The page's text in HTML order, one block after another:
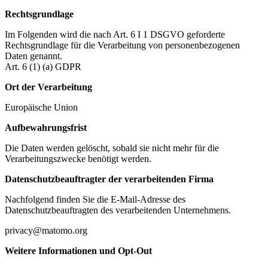
Rechtsgrundlage
Im Folgenden wird die nach Art. 6 I 1 DSGVO geforderte
Rechtsgrundlage für die Verarbeitung von personenbezogenen
Daten genannt.
Art. 6 (1) (a) GDPR
Ort der Verarbeitung
Europäische Union
Aufbewahrungsfrist
Die Daten werden gelöscht, sobald sie nicht mehr für die
Verarbeitungszwecke benötigt werden.
Datenschutzbeauftragter der verarbeitenden Firma
Nachfolgend finden Sie die E-Mail-Adresse des
Datenschutzbeauftragten des verarbeitenden Unternehmens.
privacy@matomo.org
Weitere Informationen und Opt-Out